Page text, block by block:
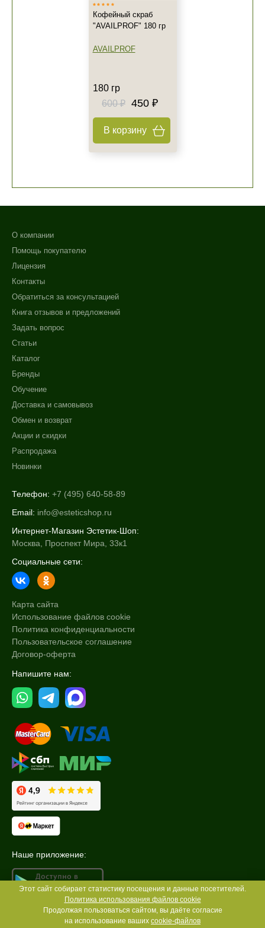
Кофейный скраб
"AVAILPROF" 180 гр
AVAILPROF
180 гр
600 ₽ 450 ₽
В корзину
О компании
Помощь покупателю
Лицензия
Контакты
Обратиться за консультацией
Книга отзывов и предложений
Задать вопрос
Статьи
Каталог
Бренды
Обучение
Доставка и самовывоз
Обмен и возврат
Акции и скидки
Распродажа
Новинки
Телефон: +7 (495) 640-58-89
Email: info@esteticshop.ru
Интернет-Магазин Эстетик-Шоп:
Москва, Проспект Мира, 33к1
Социальные сети:
Карта сайта
Использование файлов cookie
Политика конфиденциальности
Пользовательское соглашение
Договор-оферта
Напишите нам:
Наше приложение:
Этот сайт собирает статистику посещения и данные посетителей.
Политика использования файлов cookie
Продолжая пользоваться сайтом, вы даёте согласие
на использование ваших cookie-файлов